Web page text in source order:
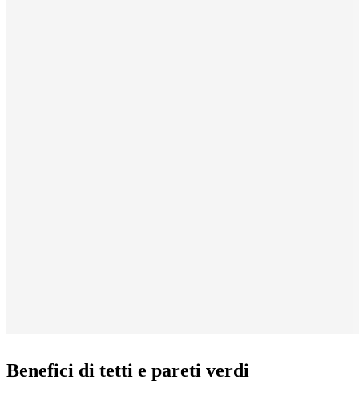
Benefici di tetti e pareti verdi